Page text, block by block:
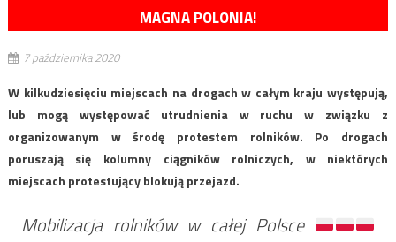
MAGNA POLONIA!
7 października 2020
W kilkudziesięciu miejscach na drogach w całym kraju występują,
lub mogą występować utrudnienia w ruchu w związku z
organizowanym w środę protestem rolników. Po drogach
poruszają się kolumny ciągników rolniczych, w niektórych
miejscach protestujący blokują przejazd.
Mobilizacja rolników w całej Polsce